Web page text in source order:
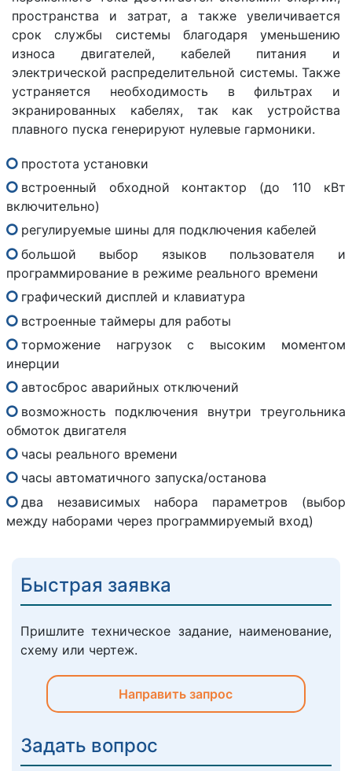
пространства и затрат, а также увеличивается
срок службы системы благодаря уменьшению
износа двигателей, кабелей питания и
электрической распределительной системы. Также
устраняется необходимость в фильтрах и
экранированных кабелях, так как устройства
плавного пуска генерируют нулевые гармоники.
простота установки
встроенный обходной контактор (до 110 кВт
включительно)
регулируемые шины для подключения кабелей
большой выбор языков пользователя и
программирование в режиме реального времени
графический дисплей и клавиатура
встроенные таймеры для работы
торможение нагрузок с высоким моментом
инерции
автосброс аварийных отключений
возможность подключения внутри треугольника
обмоток двигателя
часы реального времени
часы автоматичного запуска/останова
два независимых набора параметров (выбор
между наборами через программируемый вход)
Быстрая заявка
Пришлите техническое задание, наименование,
схему или чертеж.
Направить запрос
Задать вопрос